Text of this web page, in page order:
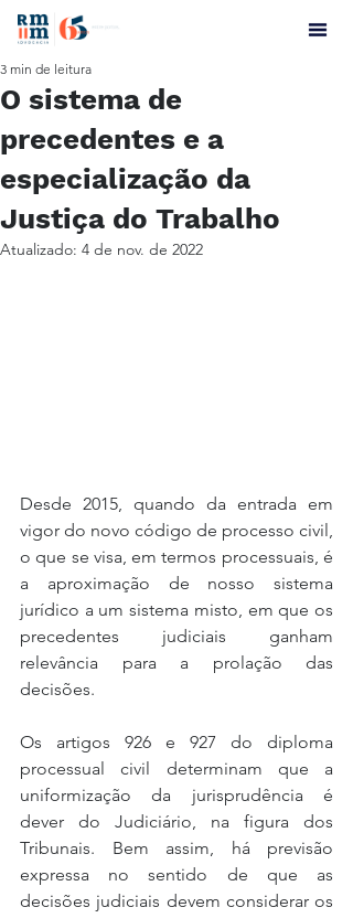
O sistema de
precedentes e a
especialização da
Justiça do Trabalho
3 min de leitura
Atualizado: 4 de nov. de 2022
Desde 2015, quando da entrada em
vigor do novo código de processo civil,
o que se visa, em termos processuais, é
a aproximação de nosso sistema
jurídico a um sistema misto, em que os
precedentes judiciais ganham
relevância para a prolação das
decisões.
Os artigos 926 e 927 do diploma
processual civil determinam que a
uniformização da jurisprudência é
dever do Judiciário, na figura dos
Tribunais. Bem assim, há previsão
expressa no sentido de que as
decisões judiciais devem considerar os